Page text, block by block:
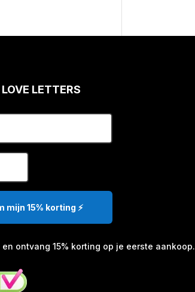
LETTERS
mijn 15% korting ⚡️
ontvang 15% korting op je eerste aankoop.